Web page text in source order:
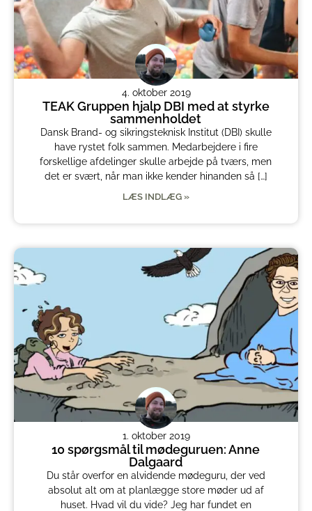
4. oktober 2019
TEAK Gruppen hjalp DBI med at styrke
sammenholdet
Dansk Brand- og sikringsteknisk Institut (DBI) skulle
have rystet folk sammen. Medarbejdere i fire
forskellige afdelinger skulle arbejde på tværs, men
det er svært, når man ikke kender hinanden så […]
LÆS INDLÆG »
1. oktober 2019
10 spørgsmål til mødeguruen: Anne
Dalgaard
Du står overfor en alvidende mødeguru, der ved
absolut alt om at planlægge store møder ud af
huset. Hvad vil du vide? Jeg har fundet en